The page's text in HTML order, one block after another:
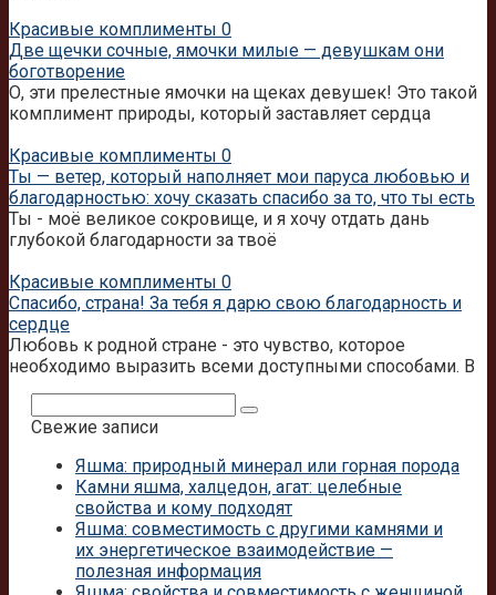
Красивые комплименты 0
Две щечки сочные, ямочки милые — девушкам они
боготворение
О, эти прелестные ямочки на щеках девушек! Это такой
комплимент природы, который заставляет сердца
Красивые комплименты 0
Ты — ветер, который наполняет мои паруса любовью и
благодарностью: хочу сказать спасибо за то, что ты есть
Ты - моё великое сокровище, и я хочу отдать дань
глубокой благодарности за твоё
Красивые комплименты 0
Спасибо, страна! За тебя я дарю свою благодарность и
сердце
Любовь к родной стране - это чувство, которое
необходимо выразить всеми доступными способами. В
Свежие записи
Яшма: природный минерал или горная порода
Камни яшма, халцедон, агат: целебные
свойства и кому подходят
Яшма: совместимость с другими камнями и
их энергетическое взаимодействие —
полезная информация